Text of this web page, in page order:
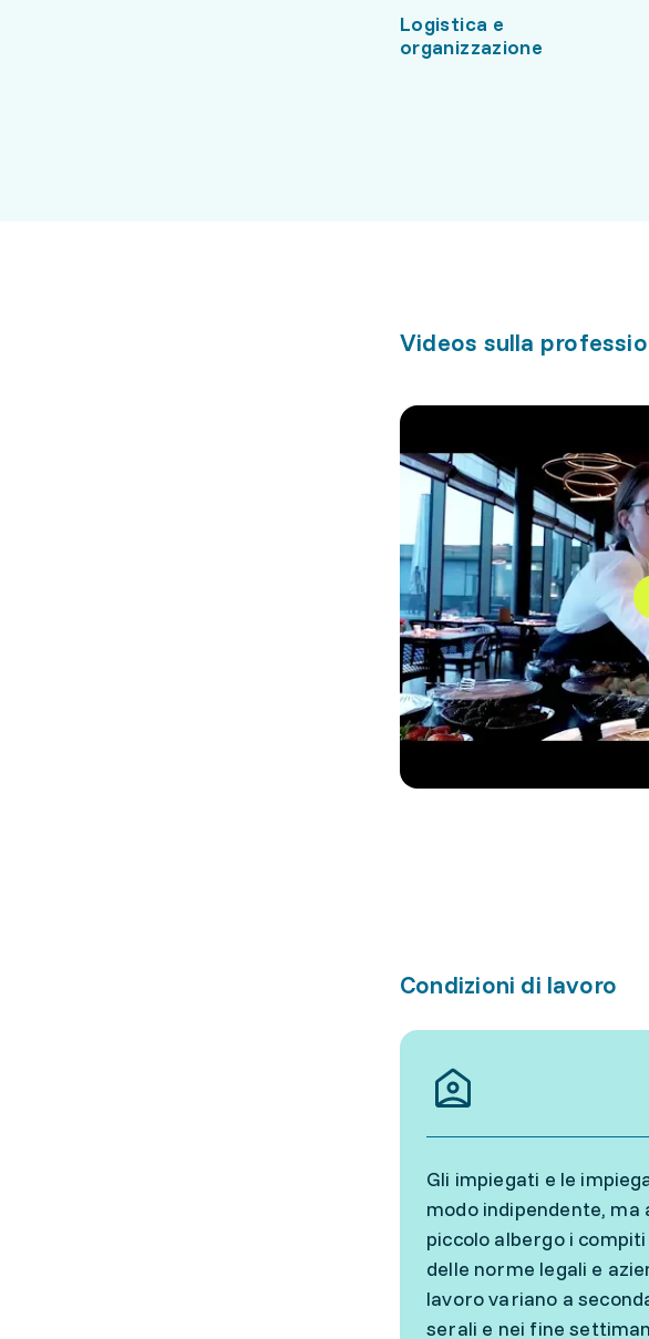
Logistica e
organizzazione
Videos sulla
Condizioni di lavoro
Gli impiegati e le
modo indipendente,
piccolo albergo i
delle norme legali e
lavoro variano a
serali e nei fine